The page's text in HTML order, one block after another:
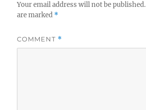
Your email address will not be published.
are marked *
COMMENT *